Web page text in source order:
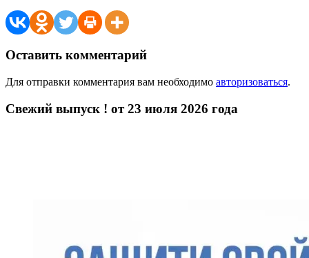
Оставить комментарий
Для отправки комментария вам необходимо авторизоваться.
Свежий выпуск ! от 23 июля 2026 года